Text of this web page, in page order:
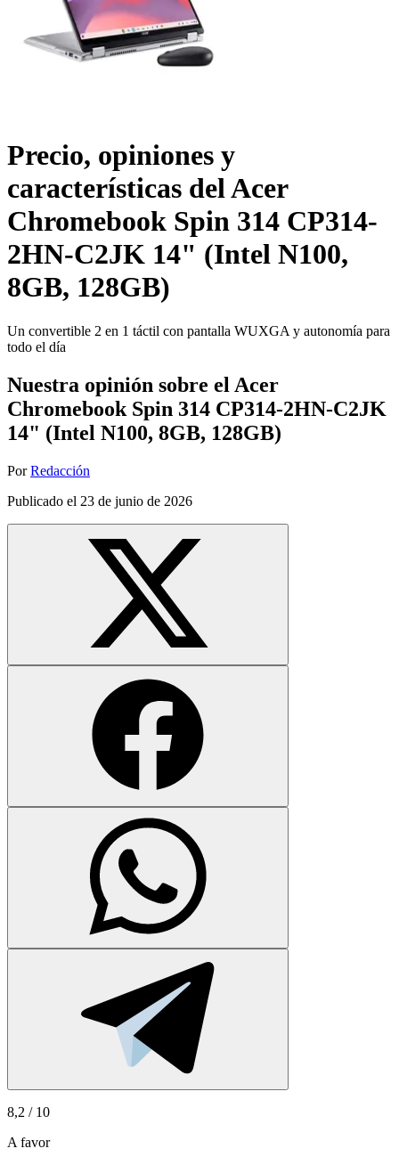
Precio, opiniones y
características delAcer
Chromebook Spin 314 CP314-
2HN-C2JK 14" (Intel N100,
8GB, 128GB)
Un convertible 2 en 1 táctil con pantalla WUXGA y autonomía para
todo el día
Nuestra opinión sobre el Acer
Chromebook Spin 314 CP314-2HN-C2JK
14" (Intel N100, 8GB, 128GB)
Por Redacción
Publicado el 23 de junio de 2026
8,2 / 10
A favor